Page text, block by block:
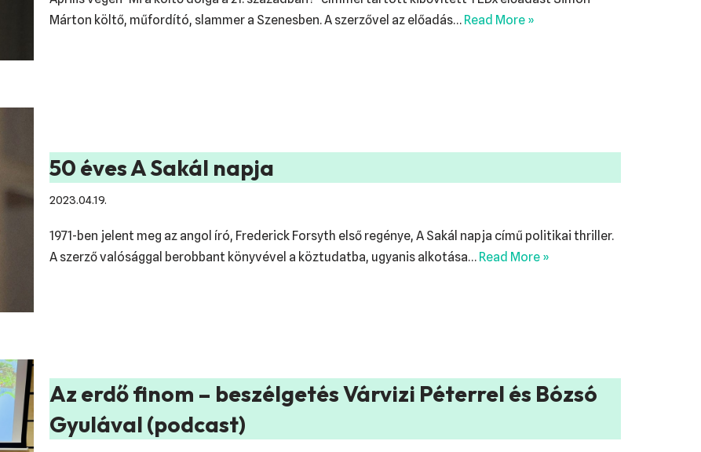
Márton költő, műfordító, slammer a Szenesben. A szerzővel az előadás… Read More »
50 éves A Sakál napja
2023.04.19.
1971-ben jelent meg az angol író, Frederick Forsyth első regénye, A Sakál napja című politikai thriller.
A szerző valósággal berobbant könyvével a köztudatba, ugyanis alkotása… Read More »
Az erdő finom – beszélgetés Várvizi Péterrel és Bózsó
Gyulával (podcast)